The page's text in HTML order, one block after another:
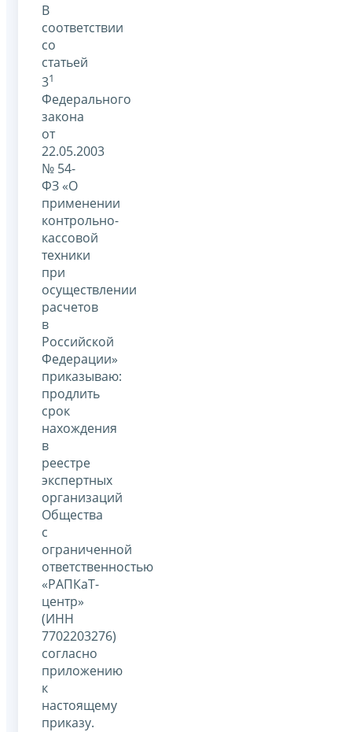
В
соответствии
со
статьей
31
Федерального
закона
от
22.05.2003
№ 54-
ФЗ «О
применении
контрольно-
кассовой
техники
при
осуществлении
расчетов
в
Российской
Федерации»
приказываю:
продлить
срок
нахождения
в
реестре
экспертных
организаций
Общества
с
ограниченной
ответственностью
«РАПКаТ-
центр»
(ИНН
7702203276)
согласно
приложению
к
настоящему
приказу.